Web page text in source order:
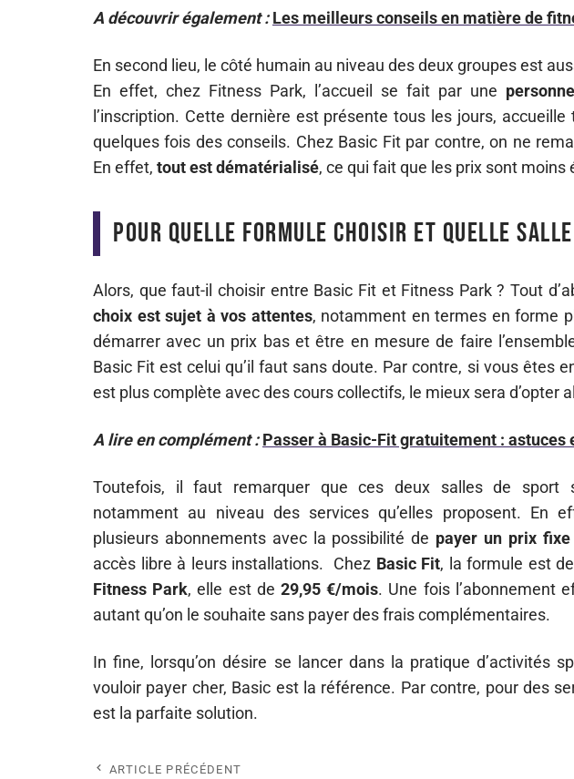
A découvrir également : Les meilleurs conseils en matière de
En second lieu, le côté humain au niveau des deux groupes est
En effet, chez Fitness Park, l’accueil se fait par une
l’inscription. Cette dernière est présente tous les jours,
quelques fois des conseils. Chez Basic Fit par contre, on ne
En effet, tout est dématérialisé, ce qui fait que les prix sont moins
Pour quelle formule choisir et quelle
Alors, que faut-il choisir entre Basic Fit et Fitness Park ? Tout
choix est sujet à vos attentes, notamment en termes en forme
démarrer avec un prix bas et être en mesure de faire
Basic Fit est celui qu’il faut sans doute. Par contre, si vous êtes
est plus complète avec des cours collectifs, le mieux sera d’opter
A lire en complément : Passer à Basic-Fit gratuitement : astuces
Toutefois, il faut remarquer que ces deux salles de sport
notamment au niveau des services qu’elles proposent. En
plusieurs abonnements avec la possibilité de payer un prix fixe
accès libre à leurs installations. Chez Basic Fit, la formule est de
Fitness Park, elle est de29,95 €/mois. Une fois l’abonnement
autant qu’on le souhaite sans payer des frais complémentaires.
In fine, lorsqu’on désire se lancer dans la pratique d’activités
vouloir payer cher, Basic est la référence. Par contre, pour des
est la parfaite solution.
ARTICLE PRÉCÉDENT